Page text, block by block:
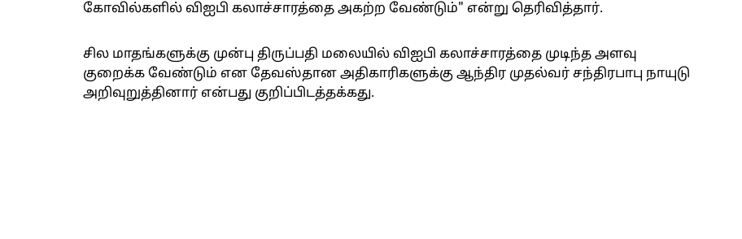
கோவில்களில் விஐபி கலாச்சாரத்தை அகற்ற வேண்டும்" என்று தெரிவித்தார்.
சில மாதங்களுக்கு முன்பு திருப்பதி மலையில் விஐபி கலாச்சாரத்தை முடிந்த அளவு
குறைக்க வேண்டும் என தேவஸ்தான அதிகாரிகளுக்கு ஆந்திர முதல்வர் சந்திரபாபு நாயுடு
அறிவுறுத்தினார் என்பது குறிப்பிடத்தக்கது.